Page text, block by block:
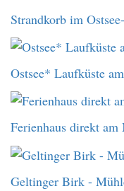
Strandkorb im
Ostsee* Laufküste
Ferienhaus direkt am
Geltinger Birk -